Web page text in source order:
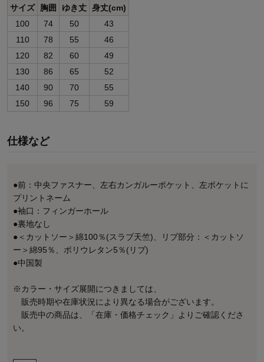
サイズ 胸囲 ゆき丈 身丈(cm)
100
74 50
43
110
78 55
46
120
82 60
49
130
86 65
52
140
90 70
55
150
96 75 59
仕様など
●前：中央ファスナー、左右カンガルーポケット、左ポケットに
プリントネーム
●袖口：フィンガーホール
●裏地なし
●＜カットソー＞綿100％(スラブ天竺)、リブ部分：＜カットソ
ー＞綿95％、ポリウレタン5％(リブ)
●中国製
※カラー・サイズ展開につきましては、
販売時期や在庫状況により異なる場合がございます。
販売中の商品は、「在庫・価格チェック」よりご確認くださ
い。